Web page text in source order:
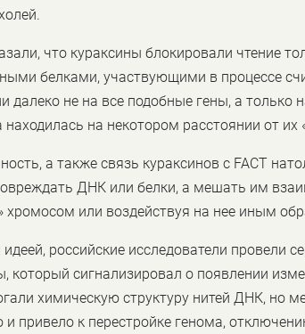
что кураксины блокировали чтение
белками, участвующими в процессе
далеко не на все подобные гены, а только
на некотором расстоянии от их
а также связь кураксинов с FACT
ДНК или белки, а мешать им
хромосом или воздействуя на нее иным
идеей, российские исследователи провели
который сигнализировал о появлении
химическую структуру нитей ДНК, но
и привело к перестройке генома,